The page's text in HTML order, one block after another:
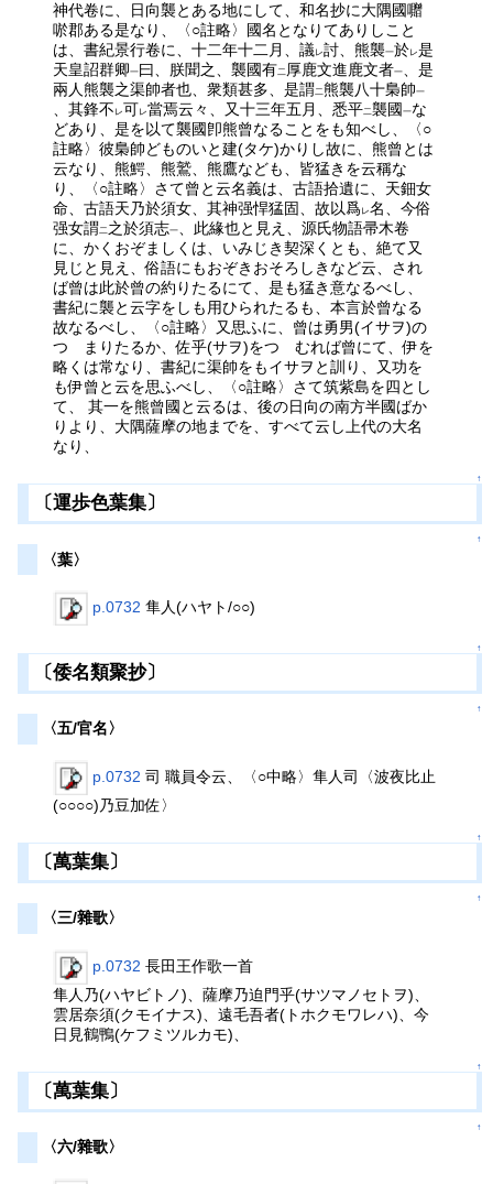
神代卷に、日向襲とある地にして、和名抄に大隅國囎
唹郡ある是なり、〈○註略〉國名となりてありしこと
は、書紀景行卷に、十二年十二月、議レ討、熊襲一於レ是
天皇詔群卿一曰、朕聞之、襲國有二厚鹿文進鹿文者一、是
兩人熊襲之渠帥者也、衆類甚多、是謂二熊襲八十梟帥一
、其鋒不 レ可レ當焉云々、又十三年五月、悉平二襲國一な
どあり、是を以て襲國卽熊曾なることをも知べし、〈○
註略〉彼梟帥どものいと建(タケ)かりし故に、熊曾とは
云なり、熊鰐、熊鷲、熊鷹なども、皆猛きを云稱な
り、〈○註略〉さて曾と云名義は、古語拾遺に、天鈿女
命、古語天乃於須女、其神强悍猛固、故以爲レ名、今俗
强女謂二之於須志一、此緣也と見え、源氏物語帚木卷
に、かくおぞましくは、いみじき契深くとも、絶て又
見じと見え、俗語にもおぞきおそろしきなど云、され
ば曾は此於曾の約りたるにて、是も猛き意なるべし、
書紀に襲と云字をしも用ひられたるも、本言於曾なる
故なるべし、〈○註略〉又思ふに、曾は勇男(イサヲ)の
つゞまりたるか、佐乎(サヲ)をつゞむれば曾にて、伊を
略くは常なり、書紀に渠帥をもイサヲと訓り、又功を
も伊曾と云を思ふべし、〈○註略〉さて筑紫島を四とし
て、 其一を熊曾國と云るは、後の日向の南方半國ばか
りより、大隅薩摩の地までを、すべて云し上代の大名
なり、
↑
〔運歩色葉集〕
↑
〈葉〉
p.0732 隼人(ハヤト/○○)
↑
〔倭名類聚抄〕
↑
〈五/官名〉
p.0732 司 職員令云、〈○中略〉隼人司〈波夜比止
(○○○○)乃豆加佐〉
↑
〔萬葉集〕
↑
〈三/雜歌〉
p.0732 長田王作歌一首
隼人乃(ハヤビトノ)、薩摩乃迫門乎(サツマノセトヲ)、
雲居奈須(クモイナス)、遠毛吾者(トホクモワレハ)、今
日見鶴鴨(ケフミツルカモ)、
↑
〔萬葉集〕
↑
〈六/雜歌〉